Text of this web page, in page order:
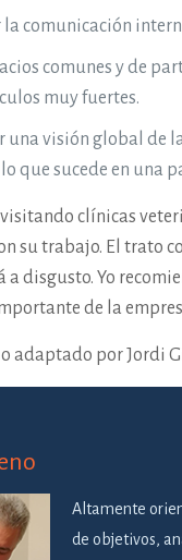
la comunicación
comunes y de
muy fuertes.
una visión global de
que sucede en una
visitando clínicas
su trabajo. El trato
a disgusto. Yo
de la
adaptado por Jordi
Altamente
de objetivos,